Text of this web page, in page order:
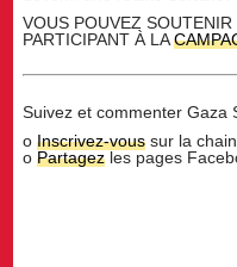
VOUS POUVEZ
PARTICIPANT À LA
Suivez et commenter Gaza
oInscrivez-vous sur la
oPartagez les pages